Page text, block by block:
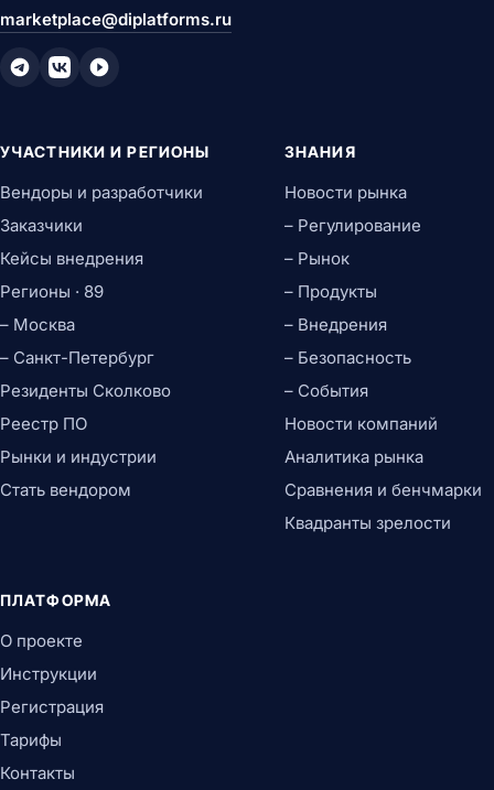
marketplace@diplatforms.ru
УЧАСТНИКИ И РЕГИОНЫ
Вендоры и разработчики
Заказчики
Кейсы внедрения
Регионы · 89
– Москва
– Санкт-Петербург
Резиденты Сколково
Реестр ПО
Рынки и индустрии
Стать вендором
ЗНАНИЯ
Новости рынка
– Регулирование
– Рынок
– Продукты
– Внедрения
– Безопасность
– События
Новости компаний
Аналитика рынка
Сравнения и бенчмарки
Квадранты зрелости
ПЛАТФОРМА
О проекте
Инструкции
Регистрация
Тарифы
Контакты